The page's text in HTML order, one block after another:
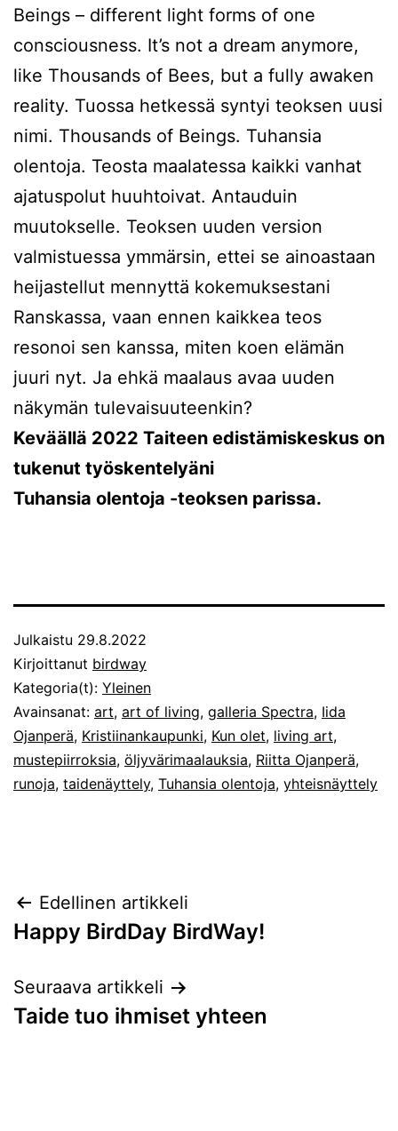
Beings – different light forms of one
consciousness. It’s not a dream anymore,
like Thousands of Bees, but a fully awaken
reality. Tuossa hetkessä syntyi teoksen uusi
nimi. Thousands of Beings. Tuhansia
olentoja. Teosta maalatessa kaikki vanhat
ajatuspolut huuhtoivat. Antauduin
muutokselle. Teoksen uuden version
valmistuessa ymmärsin, ettei se ainoastaan
heijastellut mennyttä kokemuksestani
Ranskassa, vaan ennen kaikkea teos
resonoi sen kanssa, miten koen elämän
juuri nyt. Ja ehkä maalaus avaa uuden
näkymän tulevaisuuteenkin?
Keväällä 2022 Taiteen edistämiskeskus on
tukenut työskentelyäni
Tuhansia olentoja -teoksen parissa.
Julkaistu 29.8.2022
Kirjoittanut birdway
Kategoria(t): Yleinen
Avainsanat: art, art of living, galleria Spectra, Iida
Ojanperä, Kristiinankaupunki, Kun olet, living art,
mustepiirroksia, öljyvärimaalauksia, Riitta Ojanperä,
runoja, taidenäyttely, Tuhansia olentoja, yhteisnäyttely
Artikkelien
selaus
Edellinen artikkeli
Happy BirdDay BirdWay!
Seuraava artikkeli
Taide tuo ihmiset yhteen